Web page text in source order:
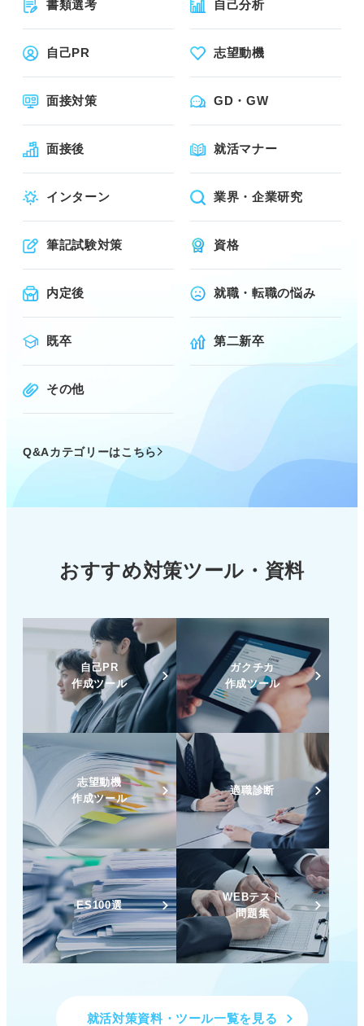
書類選考 自己分析
自己PR 志望動機
面接対策 GD・GW
面接後 就活マナー
インターン 業界・企業研究
筆記試験対策 資格
内定後 就職・転職の悩み
既卒 第二新卒
その他
Q&Aカテゴリーはこちら
おすすめ対策ツール・資料
自己PR
作成ツール
ガクチカ
作成ツール
志望動機
作成ツール
適職診断
ES100選
WEBテスト
問題集
就活対策資料・ツール一覧を見る